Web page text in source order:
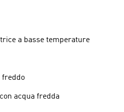
a basse temperature
freddo
acqua fredda